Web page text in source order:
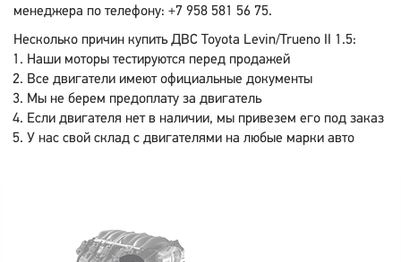
менеджера по телефону: +7 958 581 56 75.
Несколько причин купить ДВС Toyota Levin/Trueno II 1.5:
Наши моторы тестируются перед продажей
Все двигатели имеют официальные документы
Мы не берем предоплату за двигатель
Если двигателя нет в наличии, мы привезем его под заказ
У нас свой склад с двигателями на любые марки авто